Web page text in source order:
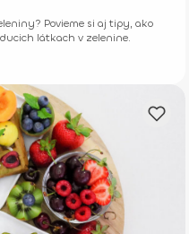
Povieme si aj tipy, ako
látkach v zelenine.